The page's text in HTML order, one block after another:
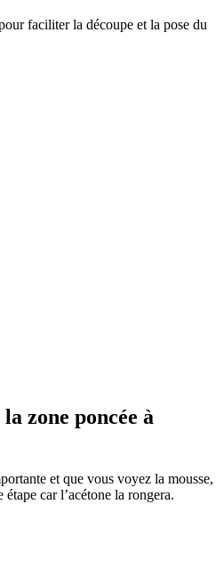
faciliter la découpe et la pose du
zone poncée à
et que vous voyez la mousse,
car l’acétone la rongera.